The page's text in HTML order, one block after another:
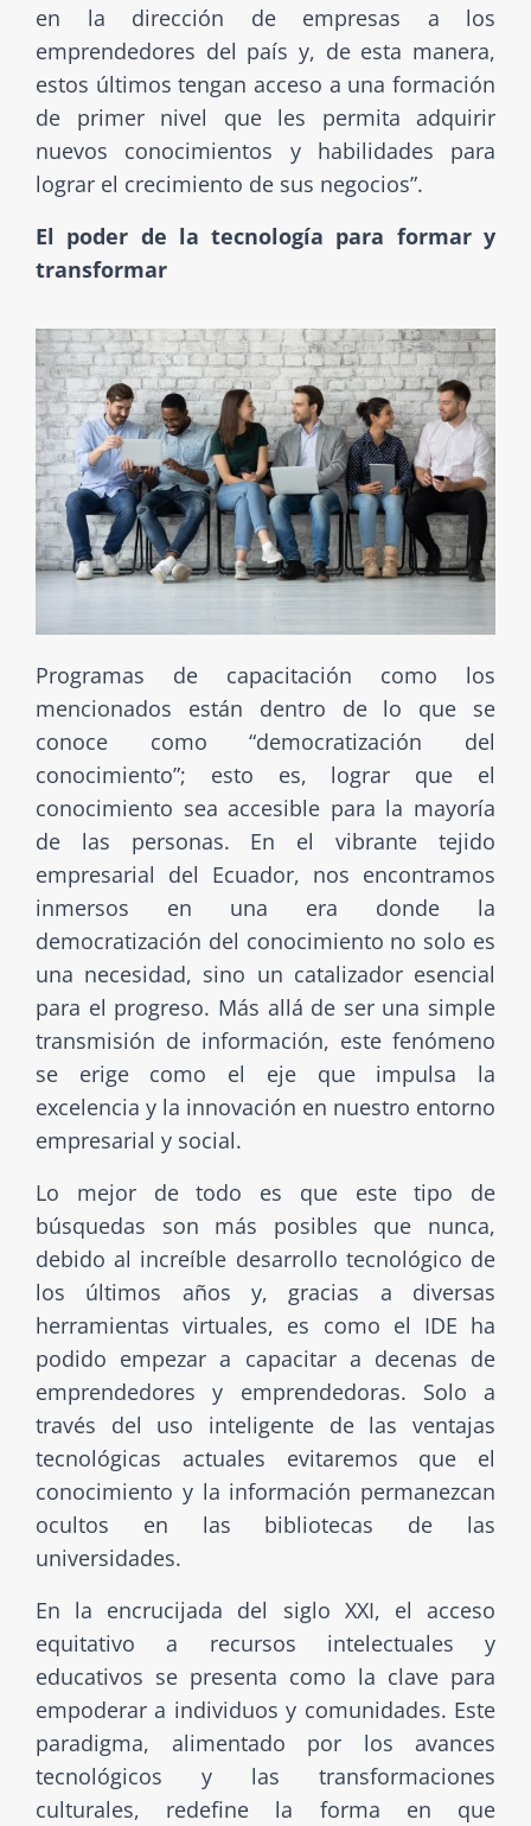
en la dirección de empresas a los
emprendedores del país y, de esta manera,
estos últimos tengan acceso a una formación
de primer nivel que les permita adquirir
nuevos conocimientos y habilidades para
lograr el crecimiento de sus negocios”.
El poder de la tecnología para formar y
transformar
Programas de capacitación como los
mencionados están dentro de lo que se
conoce como “democratización del
conocimiento”; esto es, lograr que el
conocimiento sea accesible para la mayoría
de las personas. En el vibrante tejido
empresarial del Ecuador, nos encontramos
inmersos en una era donde la
democratización del conocimiento no solo es
una necesidad, sino un catalizador esencial
para el progreso. Más allá de ser una simple
transmisión de información, este fenómeno
se erige como el eje que impulsa la
excelencia y la innovación en nuestro entorno
empresarial y social.
Lo mejor de todo es que este tipo de
búsquedas son más posibles que nunca,
debido al increíble desarrollo tecnológico de
los últimos años y, gracias a diversas
herramientas virtuales, es como el IDE ha
podido empezar a capacitar a decenas de
emprendedores y emprendedoras. Solo a
través del uso inteligente de las ventajas
tecnológicas actuales evitaremos que el
conocimiento y la información permanezcan
ocultos en las bibliotecas de las
universidades.
En la encrucijada del siglo XXI, el acceso
equitativo a recursos intelectuales y
educativos se presenta como la clave para
empoderar a individuos y comunidades. Este
paradigma, alimentado por los avances
tecnológicos y las transformaciones
culturales, redefine la forma en que